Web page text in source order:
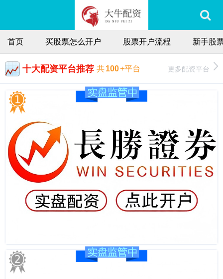
首页 买股票怎么开户 股票开户流程 新手股
十大配资平台推荐 共100+平台 更多配资平台